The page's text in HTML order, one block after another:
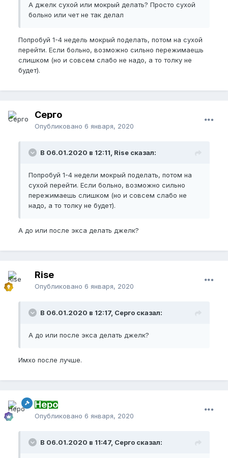
А джелк сухой или мокрый делать? Просто сухой
больно или чет не так делал
Попробуй 1-4 недель мокрый поделать, потом на сухой
перейти. Если больно, возможно сильно пережимаешь
слишком (но и совсем слабо не надо, а то толку не
будет).
Серго
Опубликовано 6 января, 2020
В 06.01.2020 в 12:11, Rise сказал:
Попробуй 1-4 недели мокрый поделать, потом на
сухой перейти. Если больно, возможно сильно
пережимаешь слишком (но и совсем слабо не
надо, а то толку не будет).
А до или после экса делать джелк?
Rise
Опубликовано 6 января, 2020
В 06.01.2020 в 12:17, Серго сказал:
А до или после экса делать джелк?
Имхо после лучше.
Неро
Опубликовано 6 января, 2020
В 06.01.2020 в 11:47, Серго сказал: